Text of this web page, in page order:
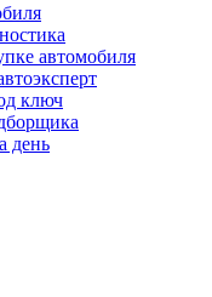
автомобиля
ключ
день